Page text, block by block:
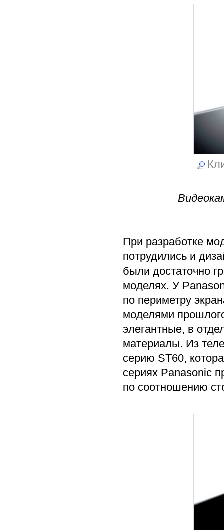
При разработке
потрудились и
были достаточно
моделях. У
по периметру
моделями
элегантные, в
материалы. Из
серию ST60,
сериях Panasonic
по соотношению